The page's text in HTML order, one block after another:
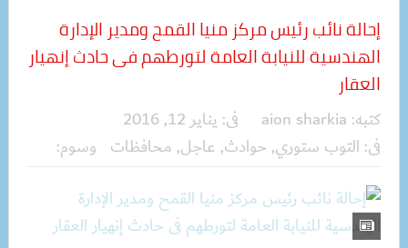
إحالة نائب رئيس مركز منيا القمح ومدير الإدارة
الهندسية للنيابة العامة لتورطهم فى حادث إنهيار
العقار
كتبه: aion sharkia فى: يناير 12, 2016
فى: التوب ستوري, حوادث, عاجل, محافظات وسوم: